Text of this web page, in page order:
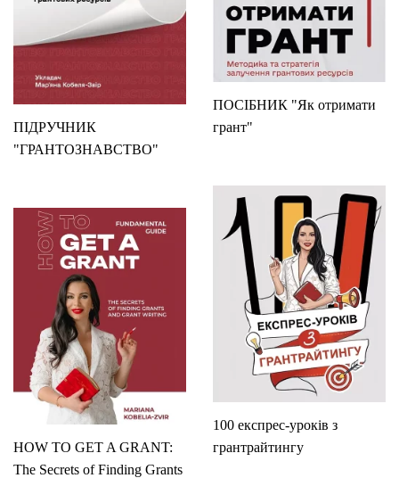
ПОСІБНИК "Як отримати
грант"
ПІДРУЧНИК
"ГРАНТОЗНАВСТВО"
100 експрес-уроків з
грантрайтингу
HOW TO GET A GRANT:
The Secrets of Finding Grants